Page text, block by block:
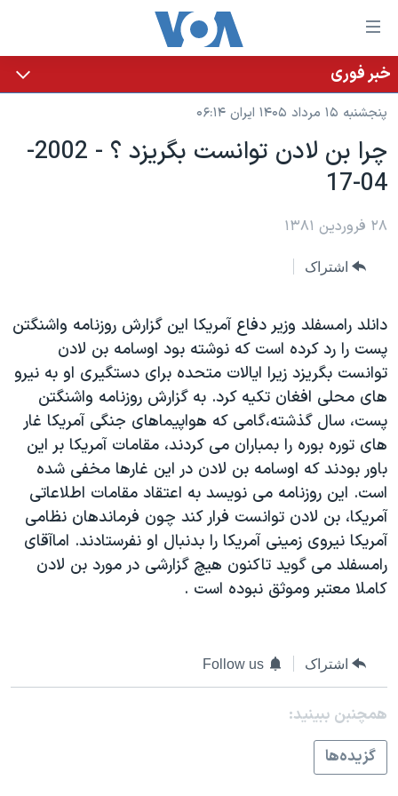
لینکهای
قابل
دسترسی
جهش
محتوای
اصلی
به
اصلی
به
جستجو
خانه
نسخه سبک وب‌سایت
موضوع ها
ایران
آمریکا
گزیده‌ها
ویژه برنامه‌ها
فرهنگ و زندگی
حقوق شهروندی
اقتصادی
علم و فناوری
اسرائیل در جنگ
گالری عکس
برنامه های تلویزیونی
جدول برنامه ها
صفحه‌های ویژه
عملیات خشم حماسی
۲۵۰سالگی آمریکا
بایگانی برنامه‌های تلویزیونی
مستندها
انتخابات ریاست جمهوری آمریکا ۲۰۲۴
حمله جمهوری اسلامی به اسرائیل
رمز مهسا
ورزش زنان در ایران
اعتراضات زن، زندگی، آزادی
دادگاه حمید نوری
اعتراضات مردمی آبان ۹۸
پخش رادیویی
یادگیری زبان انگلیسی
دنبال کنید
زبانهای مختلف
خبر فوری
پنجشنبه ۱۵ مرداد ۱۴۰۵ ایران ۰۶:۱۴
چرا بن لادن توانست بگريزد ؟ - 2002-
04-17
۲۸ فروردین ۱۳۸۱
اشتراک
دانلد رامسفلد وزير دفاع آمريکا اين گزارش روزنامه واشنگتن
پست را رد کرده است که نوشته بود اوسامه بن لادن
توانست بگريزد زيرا ايالات متحده برای دستگيری او به نيرو
های محلی افغان تکيه کرد. به گزارش روزنامه واشنگتن
پست، سال گذشته،گامی که هواپيماهای جنگی آمريکا غار
های توره بوره را بمباران می کردند، مقامات آمريکا بر اين
باور بودند که اوسامه بن لادن در اين غارها مخفی شده
است. اين روزنامه می نويسد به اعتقاد مقامات اطلاعاتی
آمريکا، بن لادن توانست فرار کند چون فرماندهان نظامی
آمريکا نيروی زمينی آمريکا را بدنبال او نفرستادند. اماآقای
رامسفلد می گويد تاکنون هيچ گزارشی در مورد بن لادن
کاملا معتبر وموثق نبوده است .
اشتراک Follow us
همچنبن ببینید:
گزيده‌ها